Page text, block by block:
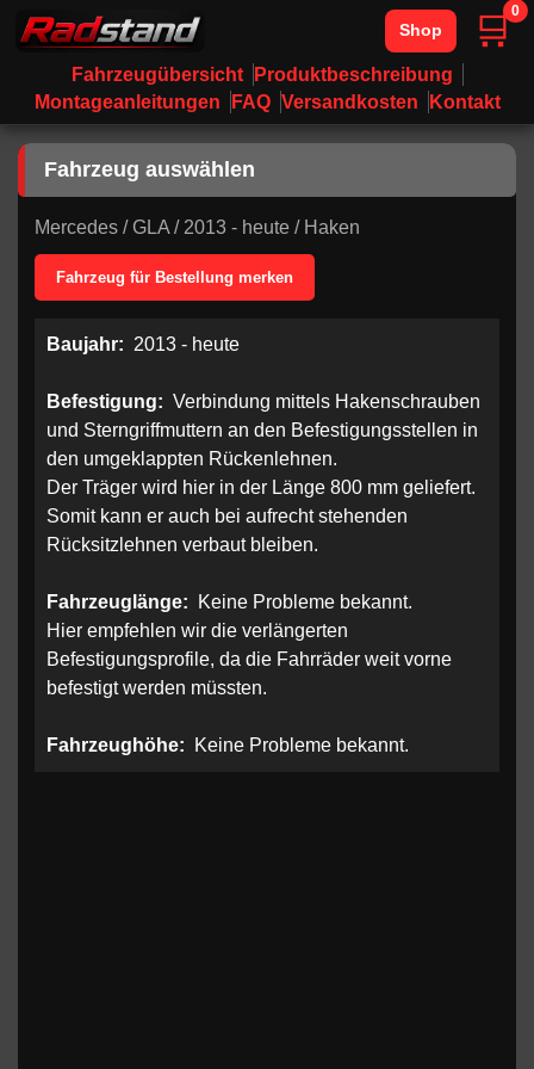
Fahrzeugübersicht
Produktbeschreibung
Montageanleitungen
FAQ Versandkosten Kontakt
Shop 🛒0
Fahrzeug auswählen
Mercedes /GLA / 2013 - heute / Haken
Fahrzeug für Bestellung merken
Baujahr: 2013 - heute
Befestigung: Verbindung mittels Hakenschrauben
und Sterngriffmuttern an den Befestigungsstellen in
den umgeklappten Rückenlehnen.
Der Träger wird hier in der Länge 800 mm geliefert.
Somit kann er auch bei aufrecht stehenden
Rücksitzlehnen verbaut bleiben.
Fahrzeuglänge:
Keine Probleme bekannt.
Hier empfehlen wir die verlängerten
Befestigungsprofile, da die Fahrräder weit vorne
befestigt werden müssten.
Fahrzeughöhe: Keine Probleme bekannt.